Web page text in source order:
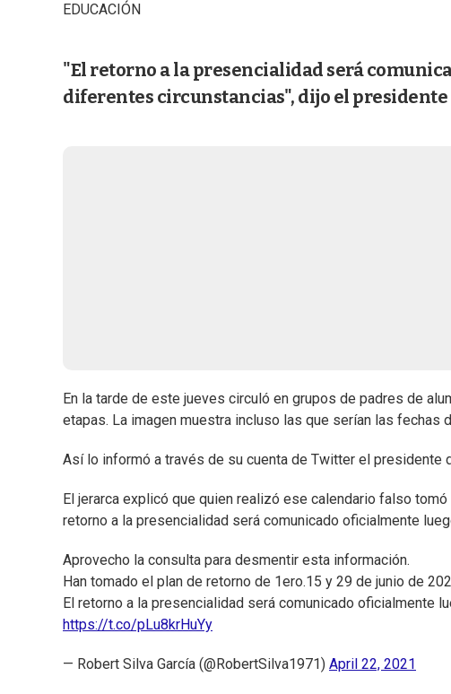
EDUCACIÓN
"El retorno a la presencialidad será
diferentes circunstancias", dijo el presidente
En la tarde de este jueves circuló en grupos de padres de
etapas. La imagen muestra incluso las que serían las fechas
Así lo informó a través de su cuenta de Twitter el presidente
El jerarca explicó que quien realizó ese calendario falso
retorno a la presencialidad será comunicado oficialmente
Aprovecho la consulta para desmentir esta información.
Han tomado el plan de retorno de 1ero.15 y 29 de junio de
El retorno a la presencialidad será comunicado oficialmente
https://t.co/pLu8krHuYy
— Robert Silva García (@RobertSilva1971) April 22, 2021